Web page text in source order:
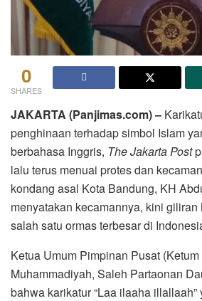
0
SHARES
JAKARTA (Panjimas.com) –
penghinaan terhadap simbol Islam
berbahasa Inggris, The Jakarta Post
lalu terus menuai protes dan
kondang asal Kota Bandung, KH
menyatakan kecamannya, kini giliran
salah satu ormas terbesar di
Ketua Umum Pimpinan Pusat
Muhammadiyah, Saleh Partaonan
bahwa karikatur “Laa ilaaha